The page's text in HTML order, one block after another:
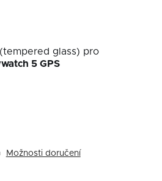
glass) pro
5 GPS
Možnosti doručení